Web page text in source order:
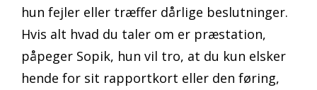
hun fejler eller træffer dårlige beslutninger.
Hvis alt hvad du taler om er præstation,
påpeger Sopik, hun vil tro, at du kun elsker
hende for sit rapportkort eller den føring,